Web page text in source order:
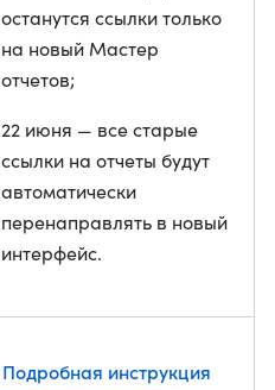
останутся ссылки только
на новый Мастер
отчетов;
22 июня — все старые
ссылки на отчеты будут
автоматически
перенаправлять в новый
интерфейс.
Подробная инструкция